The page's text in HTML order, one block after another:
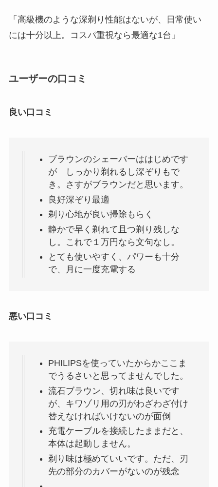
「高級機のような深剃り性能はないが、日常使い
には十分以上。コスパ重視なら最適な1台」
ユーザーの口コミ
良い口コミ
ブラウンのシェーバーははじめです
が しっかり剃れるし深ぞりもで
き。さすがブラウンだと思います。
良好深ぞり最適
剃り心地が良い掃除もらく
静かで早く剃れて且つ剃り残しな
し。これで１万円なら文句なし。
とても使いやすく、パワーも十分
で、月に一度充電する
悪い口コミ
PHILIPSを使っていたからかここま
でうるさいと思ってませんでした。
流石ブラウン、切れ味は良いです
が、キワゾリ用の刃がわざわざ付け
替えなければいけないのが面倒
充電ケーブルを接続したままだと、
本体は起動しません。
剃り味は極めていいです。ただ、刃
先の部分のカバーがないのが残念